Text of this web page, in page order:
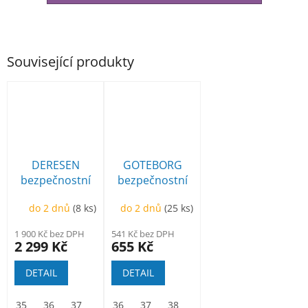
Související produkty
DERESEN
bezpečnostní
do 2 dnů(8 ks)
1 900 Kč bez DPH
2 299 Kč
DETAIL
35 36 37
GOTEBORG
bezpečnostní
do 2 dnů(25 ks)
541 Kč bez DPH
655 Kč
DETAIL
36 37 38